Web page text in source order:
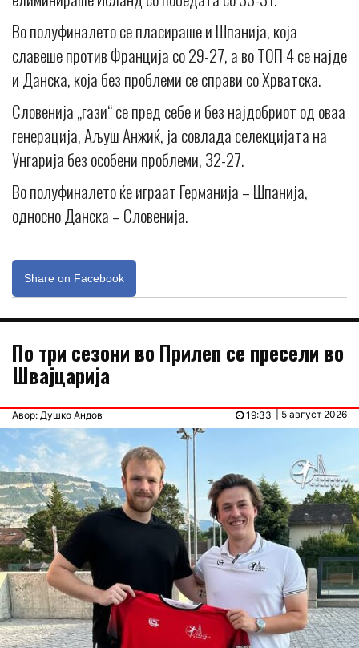
Во полуфиналето се пласираше и Шпанија, која
славеше против Франција со 29-27, а во ТОП 4 се најде
и Данска, која без проблеми се справи со Хрватска.
Словенија „гази“ се пред себе и без најдобриот од оваа
генерација, Аљуш Анжиќ, ја совлада селекцијата на
Унгарија без особени проблеми, 32-27.
Во полуфиналето ќе играат Германија – Шпанија,
односно Данска – Словенија.
Share on Facebook
По три сезони во Прилеп се пресели во
Швајцарија
Авор: Душко Андов | 5 август 2026
19:33